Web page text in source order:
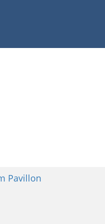
Pavillon